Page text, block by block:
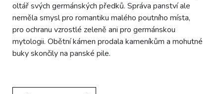
oltář svých germánských předků. Správa panství ale
neměla smysl pro romantiku malého poutního místa,
pro ochranu vzrostlé zeleně ani pro germánskou
mytologii. Obětní kámen prodala kameníkům a mohutné
buky skončily na panské pile.